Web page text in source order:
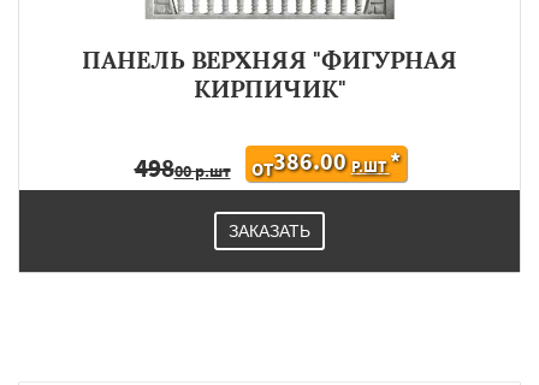
ПАНЕЛЬ ВЕРХНЯЯ "ФИГУРНАЯ
КИРПИЧИК"
49800 р.шт ОТ386.00 Р.ШТ*
ЗАКАЗАТЬ